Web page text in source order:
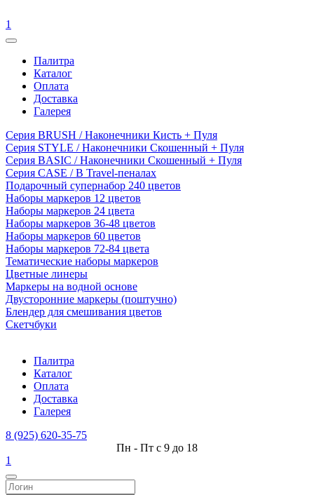
1
Палитра
Каталог
Оплата
Доставка
Галерея
Серия BRUSH / Наконечники Кисть + Пуля
Серия STYLE / Наконечники Скошенный + Пуля
Серия BASIC / Наконечники Скошенный + Пуля
Серия CASE / В Travel-пеналах
Подарочный супернабор 240 цветов
Наборы маркеров 12 цветов
Наборы маркеров 24 цвета
Наборы маркеров 36-48 цветов
Наборы маркеров 60 цветов
Наборы маркеров 72-84 цвета
Тематические наборы маркеров
Цветные линеры
Маркеры на водной основе
Двусторонние маркеры (поштучно)
Блендер для смешивания цветов
Скетчбуки
Палитра
Каталог
Оплата
Доставка
Галерея
8 (925) 620-35-75
Пн - Пт с 9 до 18
1